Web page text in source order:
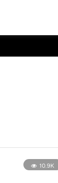
10.9K